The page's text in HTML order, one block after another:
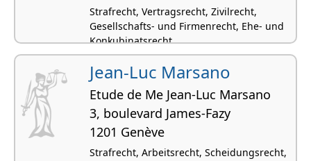
Strafrecht, Vertragsrecht, Zivilrecht,
Gesellschafts- und Firmenrecht, Ehe- und
Konkubinatsrecht
Jean-Luc Marsano
Etude de Me Jean-Luc Marsano
3, boulevard James-Fazy
1201 Genève
Strafrecht, Arbeitsrecht, Scheidungsrecht,